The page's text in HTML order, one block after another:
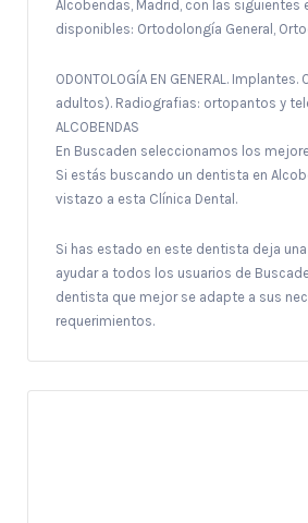
Alcobendas, Madrid, con las siguientes
disponibles: Ortodolongía General,
ODONTOLOGÍA EN GENERAL.
adultos). Radiografias: ortopantos y
ALCOBENDAS
En Buscaden seleccionamos los
Si estás buscando un dentista en
vistazo a esta Clínica Dental.
Si has estado en este dentista deja
ayudar a todos los usuarios de
dentista que mejor se adapte a sus
requerimientos.